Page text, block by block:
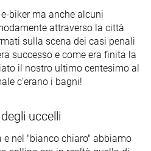
biker ma anche alcuni
attraverso la città
sulla scena dei casi penali
successo e come era finita la
il nostro ultimo centesimo al
c'erano i bagni!
uccelli
nel "bianco chiaro" abbiamo